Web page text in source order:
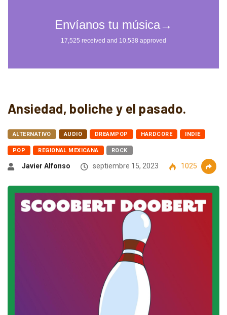
Ansiedad, boliche y el pasado.
ALTERNATIVO AUDIO DREAMPOP HARDCORE INDIE
POP REGIONAL MEXICANA ROCK
Javier Alfonso septiembre 15, 2023 1025